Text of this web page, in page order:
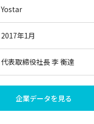
Yostar
2017年1月
代表取締役社長 李 衡達
企業データを見る